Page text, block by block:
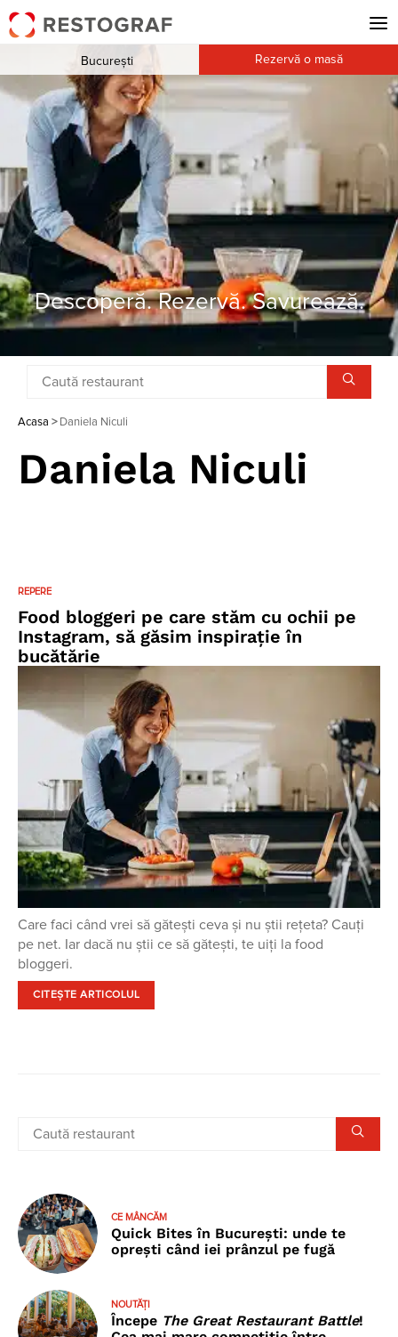
Descoperă. Rezervă. Savurează.
București Rezervă o masă
Acasa > Daniela Niculi
Daniela Niculi
REPERE
Food bloggeri pe care stăm cu ochii pe
Instagram, să găsim inspirație în
bucătărie
Care faci când vrei să gătești ceva și nu știi rețeta? Cauți
pe net. Iar dacă nu știi ce să gătești, te uiți la food
bloggeri.
CITEȘTE ARTICOLUL
CE MÂNCĂM
Quick Bites în București: unde te
oprești când iei prânzul pe fugă
NOUTĂȚI
Începe The Great Restaurant Battle!